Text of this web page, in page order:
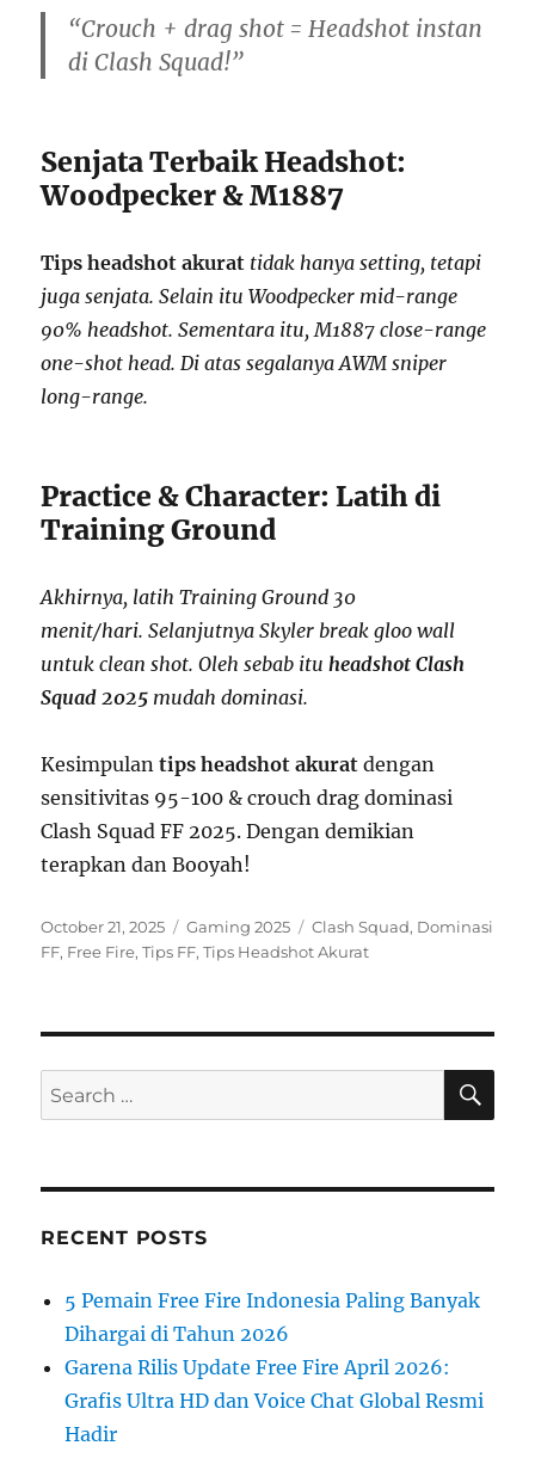
“Crouch + drag shot = Headshot instan
di Clash Squad!”
Senjata Terbaik Headshot:
Woodpecker & M1887
Tips headshot akurat tidak hanya setting, tetapi
juga senjata. Selain itu Woodpecker mid-range
90% headshot. Sementara itu, M1887 close-range
one-shot head. Di atas segalanya AWM sniper
long-range.
Practice & Character: Latih di
Training Ground
Akhirnya, latih Training Ground 30
menit/hari. Selanjutnya Skyler break gloo wall
untuk clean shot. Oleh sebab ituheadshot Clash
Squad 2025 mudah dominasi.
Kesimpulantips headshot akurat dengan
sensitivitas 95-100 & crouch drag dominasi
Clash Squad FF 2025. Dengan demikian
terapkan dan Booyah!
Posted
on
October 21, 2025 Categories
Gaming 2025 Tags
Clash Squad, Dominasi
FF, Free Fire,Tips FF,Tips Headshot Akurat
Search
for:
RECENT POSTS
5 Pemain Free Fire Indonesia Paling Banyak
Dihargai di Tahun 2026
Garena Rilis Update Free Fire April 2026:
Grafis Ultra HD dan Voice Chat Global Resmi
Hadir